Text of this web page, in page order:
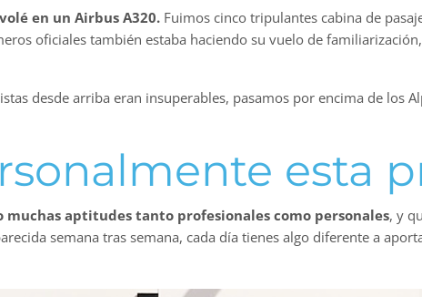
en un Airbus A320. Fuimos cinco tripulantes cabina de
oficiales también estaba haciendo su vuelo de
desde arriba eran insuperables, pasamos por encima de los
esta
aptitudes tanto profesionales como personales, y
semana tras semana, cada día tienes algo diferente a